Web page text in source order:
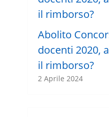
Abolito
docenti 2020,
il rimborso?
2 Aprile 2024